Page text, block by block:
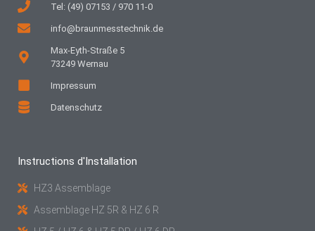
Tel: (49) 07153 / 970 11-0
info@braunmesstechnik.de
Max-Eyth-Straße 5
73249 Wernau
Impressum
Datenschutz
Instructions d'Installation
HZ3 Assemblage
Assemblage HZ 5R & HZ 6 R